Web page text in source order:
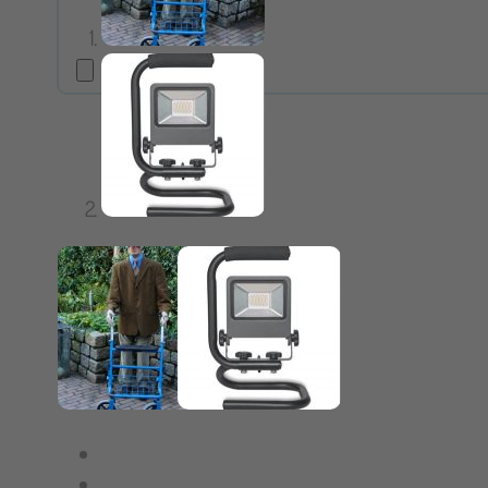
Geen producten in de winkelwagen.
en
last
een